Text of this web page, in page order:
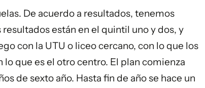
De acuerdo a resultados, tenemos
están en el quintil uno y dos, y
con la UTU o liceo cercano, con lo que los
que es el otro centro. El plan comienza
de sexto año. Hasta fin de año se hace un